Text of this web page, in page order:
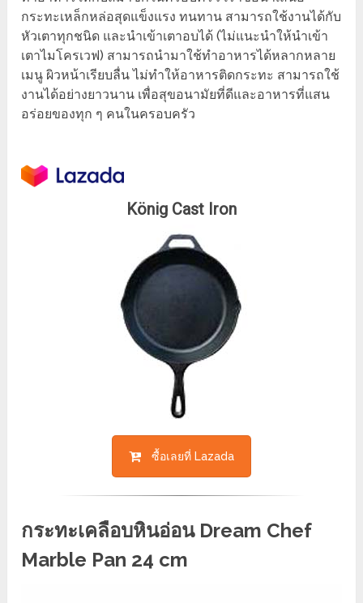
กระทะเหล็กหล่อสุดแข็งแรง ทนทาน สามารถใช้งานได้กับ
หัวเตาทุกชนิด และนำเข้าเตาอบได้ (ไม่แนะนำให้นำเข้า
เตาไมโครเวฟ) สามารถนำมาใช้ทำอาหารได้หลากหลาย
เมนู ผิวหน้าเรียบลื่น ไม่ทำให้อาหารติดกระทะ สามารถใช้
งานได้อย่างยาวนาน เพื่อสุขอนามัยที่ดีและอาหารที่แสน
อร่อยของทุก ๆ คนในครอบครัว
König Cast Iron
ซื้อเลยที่ Lazada
กระทะเคลือบหินอ่อน Dream Chef
Marble Pan 24 cm